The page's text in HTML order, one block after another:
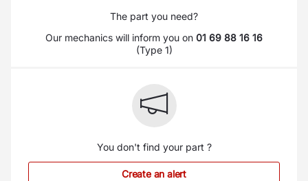
The part you need?
Our mechanics will inform you on 01 69 88 16 16
(Type 1)
You don't find your part ?
Create an alert